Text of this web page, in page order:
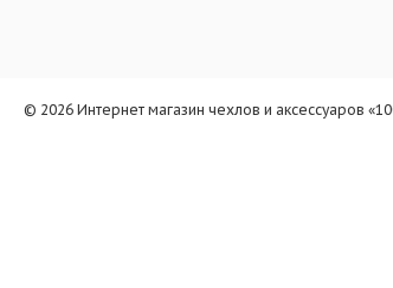
© 2026 Интернет магазин чехлов и аксессуаров